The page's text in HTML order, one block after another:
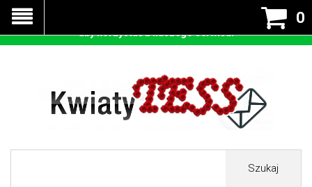
0
Szukaj
Nasza strona korzysta z cookies - czyli tzw ciastek w celu
prawidłowego działania. Zaakceptuj przyjmowanie cookies
aby korzystać z naszego serwisu.